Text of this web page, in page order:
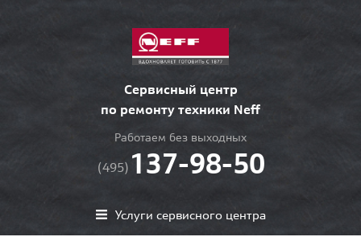
Сервисный центр
по ремонту техники Neff
Работаем без выходных
(495) 137-98-50
Услуги сервисного центра